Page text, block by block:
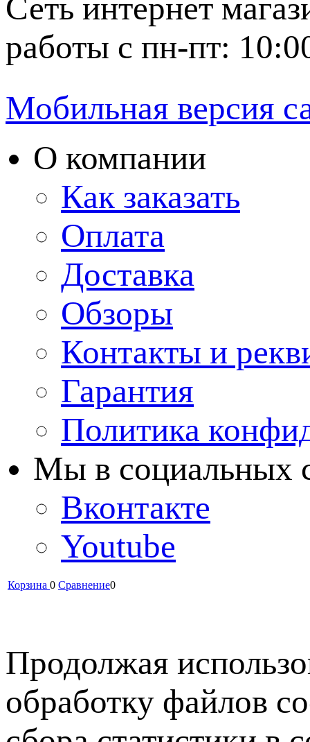
Сеть интернет
работы с пн-пт:
Мобильная версия
О компании
Как заказать
Оплата
Доставка
Обзоры
Контакты и
Гарантия
Политика
Мы в cоциальных
Вконтакте
Youtube
Корзина 0 Сравнение0
Продолжая
обработку файлов